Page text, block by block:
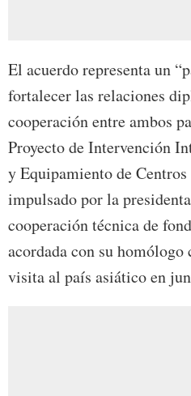
El acuerdo representa un
fortalecer las relaciones
cooperación entre ambos
Proyecto de Intervención
y Equipamiento de
impulsado por la
cooperación técnica de
acordada con su homólogo
visita al país asiático en